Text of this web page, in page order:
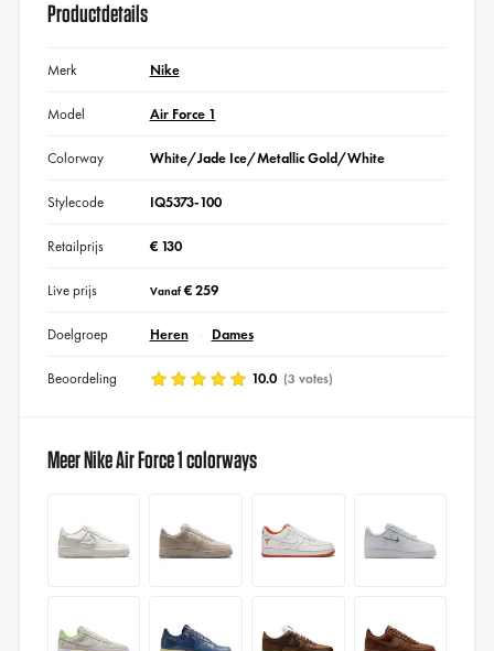
Productdetails
Merk Nike
Model Air Force 1
Colorway White/Jade Ice/Metallic Gold/White
Stylecode IQ5373-100
Retailprijs € 130
Live prijs Vanaf€ 259
Doelgroep Heren Dames
Beoordeling 10.0 (3 votes)
Meer Nike Air Force 1 colorways